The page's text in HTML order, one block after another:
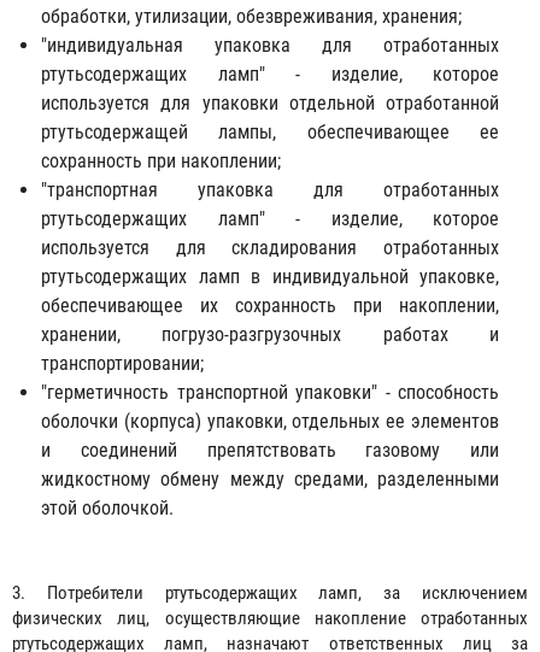
обработки, утилизации, обезвреживания, хранения;
"индивидуальная упаковка для отработанных
ртутьсодержащих ламп" - изделие, которое
используется для упаковки отдельной отработанной
ртутьсодержащей лампы, обеспечивающее ее
сохранность при накоплении;
"транспортная упаковка для отработанных
ртутьсодержащих ламп" - изделие, которое
используется для складирования отработанных
ртутьсодержащих ламп в индивидуальной упаковке,
обеспечивающее их сохранность при накоплении,
хранении, погрузо-разгрузочных работах и
транспортировании;
"герметичность транспортной упаковки" - способность
оболочки (корпуса) упаковки, отдельных ее элементов
и соединений препятствовать газовому или
жидкостному обмену между средами, разделенными
этой оболочкой.
3. Потребители ртутьсодержащих ламп, за исключением
физических лиц, осуществляющие накопление отработанных
ртутьсодержащих ламп, назначают ответственных лиц за